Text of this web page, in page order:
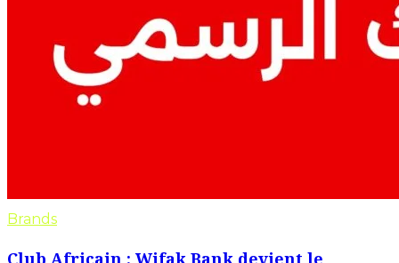
Brands
Club Africain : Wifak Bank devient le